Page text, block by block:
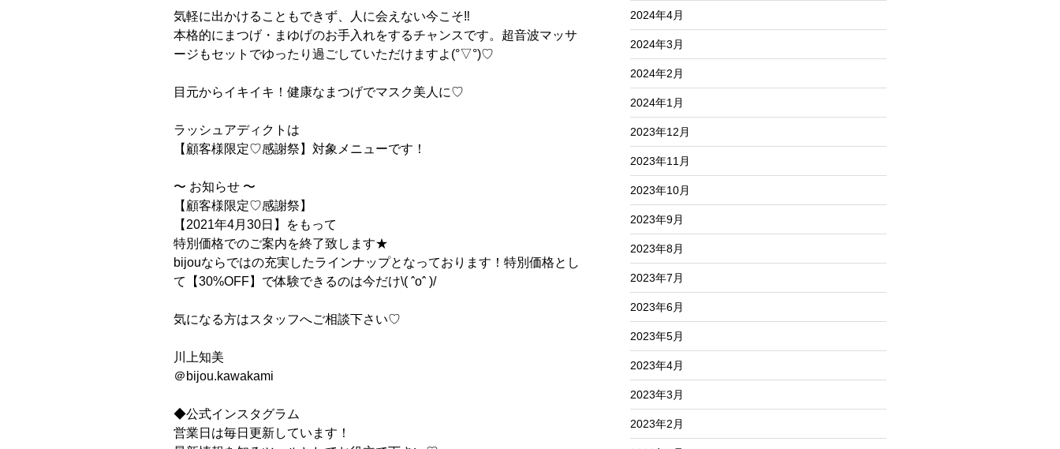
気軽に出かけることもできず、人に会えない今こそ‼︎
本格的にまつげ・まゆげのお手入れをするチャンスです。超音波マッサ
ージもセットでゆったり過ごしていただけますよ (°▽°)♡
目元からイキイキ！健康なまつげでマスク美人に♡
ラッシュアディクトは
【顧客様限定♡感謝祭】対象メニューです！
〜 お知らせ 〜
【顧客様限定♡感謝祭】
【 2021年4月 30日】をもって
特別価格でのご案内を終了致します★
bijouならではの充実したラインナップとなっております！特別価格とし
て【30%OFF】で体験できるのは今だけ\( ˆoˆ )/
気になる方はスタッフへご相談下さい♡
川上知美
＠ bijou.kawakami
◆公式インスタグラム
営業日は毎日更新しています！
2024年4月
2024年3月
2024年2月
2024年1月
2023年12月
2023年11月
2023年10月
2023年9月
2023年8月
2023年7月
2023年6月
2023年5月
2023年4月
2023年3月
2023年2月